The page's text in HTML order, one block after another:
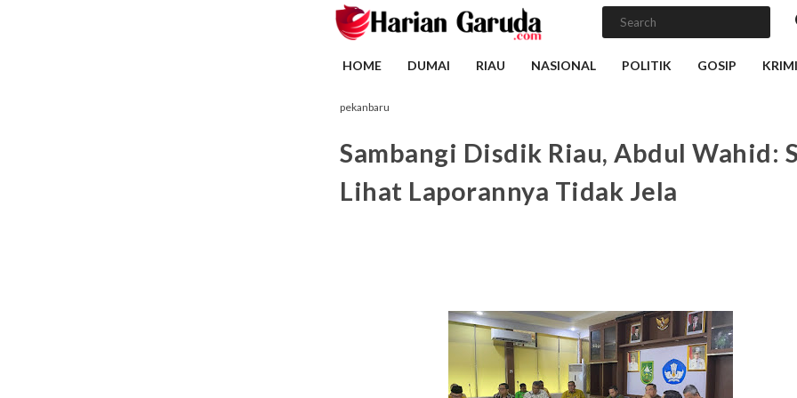
HOME DUMAI RIAU NASIONAL POLITIK GOSIP
pekanbaru
Sambangi Disdik Riau, Abdul Wahid:
Lihat Laporannya Tidak Jela